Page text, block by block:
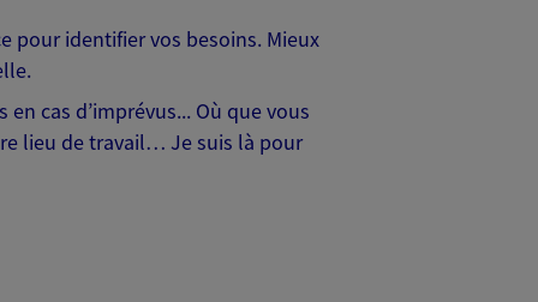
pour identifier vos besoins. Mieux
cas d’imprévus... Où que vous
lieu de travail… Je suis là pour